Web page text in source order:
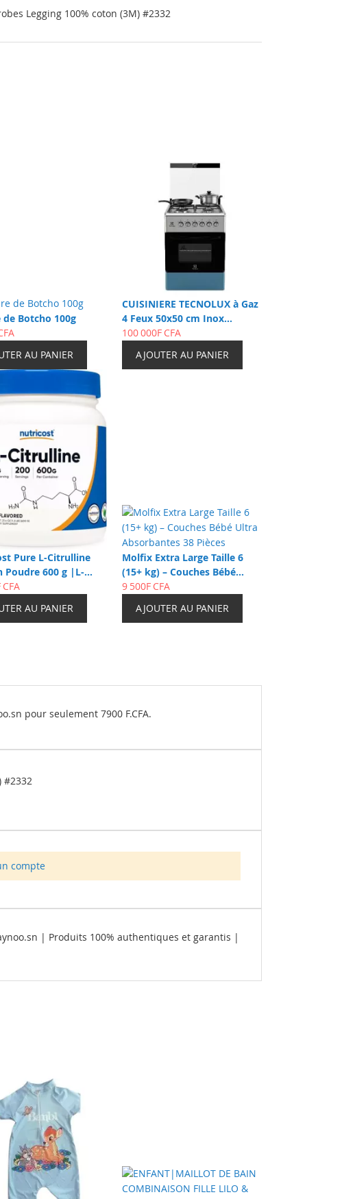
Legging 100% coton (3M) #2332
de Botcho 100g
AU PANIER
CUISINIERE TECNOLUX à Gaz
4 Feux 50x50 cm Inox
TECS50CS avec Four et Gril à
100 000F CFA
AJOUTER AU PANIER
Pure L-Citrulline
Poudre 600 g |L-
Pure Sans Malate
AU PANIER
Molfix Extra Large Taille 6
(15+ kg) – Couches Bébé
Ultra Absorbantes 38 Pièces
9 500F CFA
AJOUTER AU PANIER
pour seulement 7900 F.CFA.
#2332
compte
| Produits 100% authentiques et garantis |